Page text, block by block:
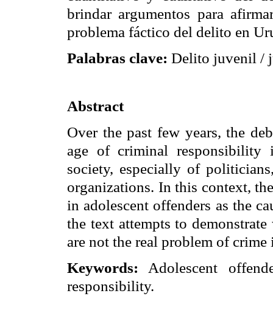
brindar argumentos para
problema fáctico del delito en
Palabras clave: Delito juvenil /
Abstract
Over the past few years, the
age of criminal responsibility
society, especially of
organizations. In this context,
in adolescent offenders as the
the text attempts to
are not the real problem of
Keywords: Adolescent
responsibility.